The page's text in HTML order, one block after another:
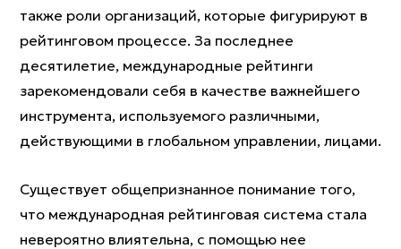
также роли организаций, которые фигурируют в
рейтинговом процессе. За последнее
десятилетие, международные рейтинги
зарекомендовали себя в качестве важнейшего
инструмента, используемого различными,
действующими в глобальном управлении, лицами.
Существует общепризнанное понимание того,
что международная рейтинговая система стала
невероятно влиятельна, с помощью нее